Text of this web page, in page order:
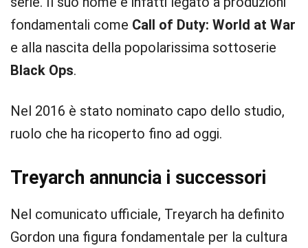
fondamentali come Call of Duty: World at War
e alla nascita della popolarissima sottoserie
Black Ops.
Nel 2016 è stato nominato capo dello studio,
ruolo che ha ricoperto fino ad oggi.
Treyarch annuncia i successori
Nel comunicato ufficiale, Treyarch ha definito
Gordon una figura fondamentale per la cultura